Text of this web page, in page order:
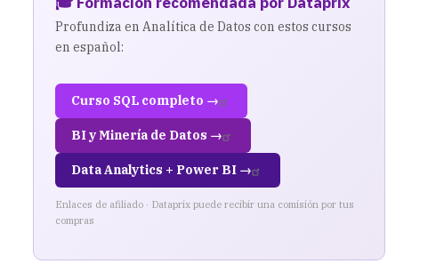
Profundiza en Analítica de Datos con estos cursos
en español:
Curso SQL completo →
BI y Minería de Datos →
Data Analytics + Power BI →
Enlaces de afiliado · Dataprix puede recibir una comisión por tus
compras